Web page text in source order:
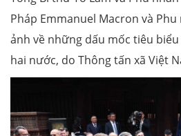
Pháp Emmanuel Macron và
ảnh về những dấu mốc tiêu
hai nước, do Thông tấn xã Việt